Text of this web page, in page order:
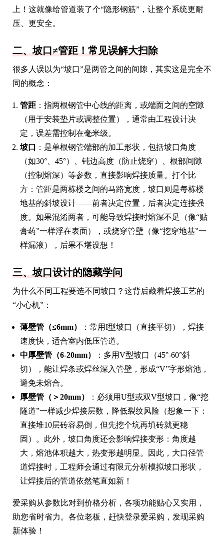
上！这就像给管道装了个“隐形钢筋”，让整个系统更耐
压、更安全。
二、坡口≠管距！常见误解大扫除
很多人误以为“坡口”是两管之间的间隙，其实这是完全不
同的概念：
管距 ：指两根钢管中心线的距离，或端面之间的空隙
（用于安装垫片或调整位置），通常由工程设计决
定，误差需控制在毫米级。
坡口
：是单根钢管端部的加工形状，包括坡口角度
（如30°、45°）、钝边高度（防止烧穿）、根部间隙
（控制熔深）等参数，直接影响焊接质量。打个比
方：管距是两栋楼之间的马路宽度，坡口则是每栋楼
地基的斜坡设计——前者决定位置，后者决定连接强
度。如果混淆两者，可能导致焊接时熔深不足（像“贴
膏药”一样浮在表面），或烧穿管壁（像“挖穿地基”一
样漏液），后果不堪设想！
三、坡口设计的隐藏学问
为什么不同工程要选不同坡口？这背后藏着焊接工艺的
“小心机”：
薄壁管（≤6mm）
：常用I型坡口（直接平切），焊接
速度快，适合室内低压管道。
中厚壁管（6-20mm）
：多用V型坡口（45°-60°斜
切），能让焊条或焊丝深入管壁，形成“V”字形熔池，
避免未熔合。
厚壁管（＞20mm）
：必须用U型或双V型坡口，像“挖
隧道”一样减少焊接层数，降低裂纹风险（想象一下：
直接堆10层砖容易倒，但先挖个坑再填砖就更稳
固）。此外，坡口角度还会影响焊接变形：角度越
大，熔池体积越大，热变形越明显。因此，大口径管
道焊接时，工程师会通过有限元分析模拟坡口形状，
让焊接后的管道依然笔直如新！
爱采购从参数比对到价格分析，各项功能贴心又实用，
助您省时省力。各位老板，赶快登录爱采购，发现采购
新体验！